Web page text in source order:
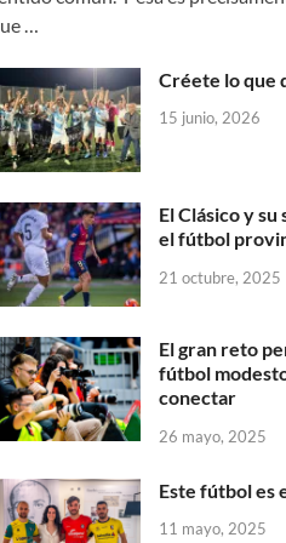
…
Créete lo que
15 junio, 2026
El Clásico y
el fútbol
21 octubre, 2025
El gran reto
fútbol
conectar
26 mayo, 2025
Este fútbol es
11 mayo, 2025